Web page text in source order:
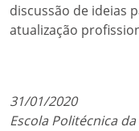
discussão de ideias
atualização
31/01/2020
Escola Politécnica da